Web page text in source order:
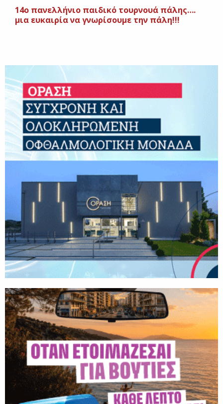
14ο πανελλήνιο παιδικό τουρνουά πάλης….
μια ευκαιρία να γνωρίσουμε την πάλη!!!